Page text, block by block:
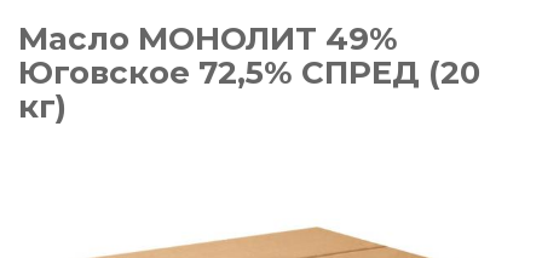
Масло МОНОЛИТ 49%
Юговское 72,5% СПРЕД (20
кг)